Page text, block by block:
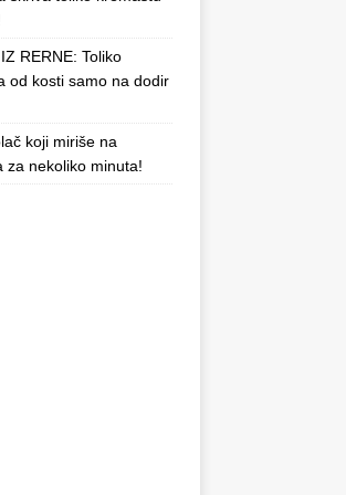
RERNE: Toliko
od kosti samo na dodir
koji miriše na
za nekoliko minuta!